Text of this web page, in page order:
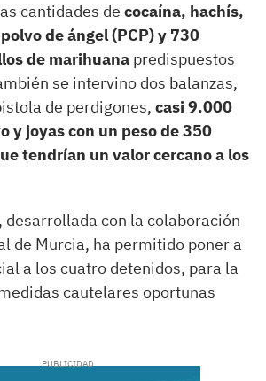
cantidades de cocaína, hachís,
de ángel (PCP) y 730
de marihuana predispuestos
se intervino dos balanzas,
de perdigones, casi 9.000
y joyas con un peso de 350
tendrían un valor cercano a los
desarrollada con la colaboración
de Murcia, ha permitido poner a
a los cuatro detenidos, para la
cautelares oportunas